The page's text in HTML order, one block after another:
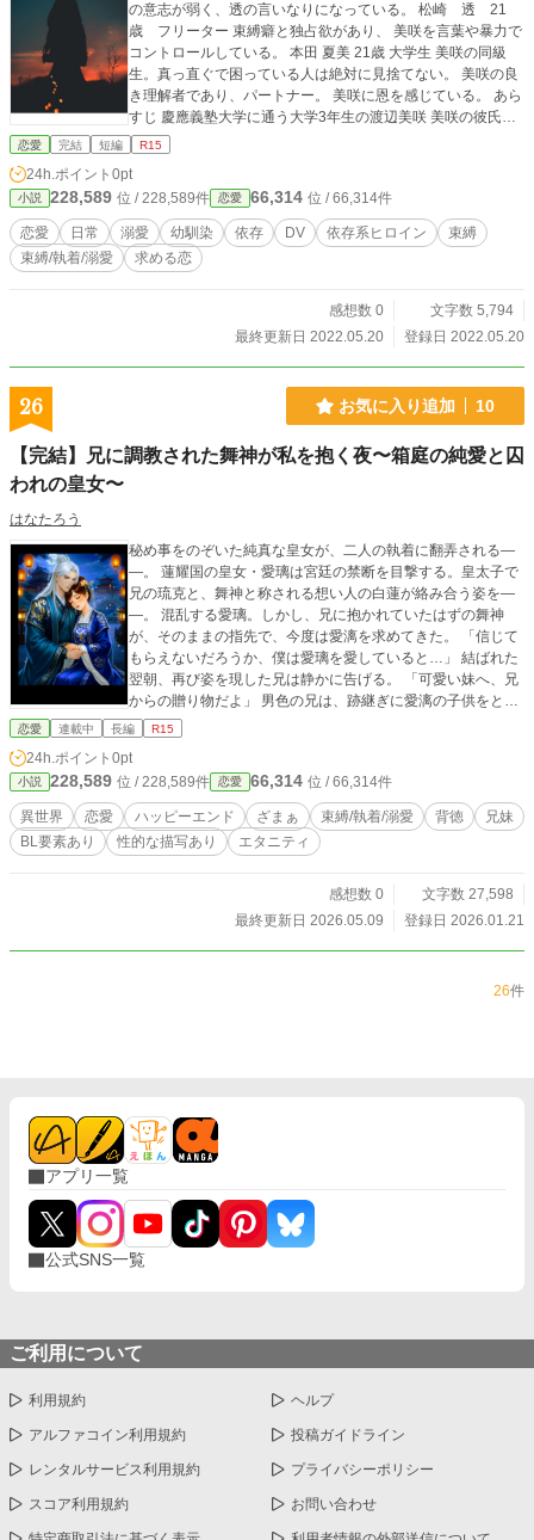
の意志が弱く、透の言いなりになっている。 松崎 透 21
歳 フリーター 束縛癖と独占欲があり、 美咲を言葉や暴力で
コントロールしている。 本田 夏美 21歳 大学生 美咲の同級
生。真っ直ぐで困っている人は絶対に見捨てない。 美咲の良
き理解者であり、パートナー。 美咲に恩を感じている。 あら
すじ 慶應義塾大学に通う大学3年生の渡辺美咲 美咲の彼氏の
松崎透は美咲への愛から異様な独占欲と束縛癖があり、美咲
しようと奮闘するが、空振ってしまい、かえって美咲を傷つ
けてしまった。 果たして、美咲は本当の幸せを掴み、DV彼氏
からどう逃げ出すのか？重すぎる愛から始まる純愛ストーリ
ー 作者コメント まずはこの作品に目を留めてくれた方、あり
がとうございます。 君に恋して…が終わって、次の作品を何
うか？、家族の話にしようか？ 結構考えました。恋愛の初々
しい部分を見せたなら今度はリアル を書いてみるのも面白い
テレ東のドラマに影響された部分がありました。… 今回の作
品は自分で試行錯誤しながら作ってるので、 楽しんでみても
する地名や建造物などが登場 する場面はありますが、 本書と
恋愛 完結 短編 R15
24h.ポイント 0pt
小説 228,589 位 / 228,589件 恋愛 66,314 位 / 66,314件
恋愛 日常 溺愛 幼馴染 依存 DV 依存系ヒロイン
束縛
束縛/執着/溺愛
求める恋
感想数 0
文字数 5,794
最終更新日 2022.05.20
登録日 2022.05.20
26 お気に入り追加 10
【完結】兄に調教された舞神が私を抱く夜〜箱庭の純愛と囚
われの皇女〜
はなたろう
秘め事をのぞいた純真な皇女が、二人の執着に翻弄される―
―。 蓮耀国の皇女・愛璃は宮廷の禁断を目撃する。皇太子で
兄の琉克と、舞神と称される想い人の白蓮が絡み合う姿を―
―。 混乱する愛璃。しかし、兄に抱かれていたはずの舞神
が、そのままの指先で、今度は愛漓を求めてきた。 「信じて
もらえないだろうか、僕は愛璃を愛していると…」 結ばれた
翌朝、再び姿を現した兄は静かに告げる。 「可愛い妹へ、兄
からの贈り物だよ」 男色の兄は、跡継ぎに愛漓の子供をと目
論む。その相手に選んだ白蓮を磨き上げ調教し、成人した愛
は、やがて母となり偽りの箱庭を真実のものとする―― 〈登
場人物〉 ◆愛璃 20歳 蓮耀国の皇女。幼い頃から白蓮に恋を
していたが、兄との情事を目撃し、背徳の罠へと堕ちてい
く。 ◆白蓮 22歳 大陸一の美しき宮廷舞神。銀髪の美青年。
愛璃を抱くために琉克に調教されているが、幼い頃から愛漓
子。妹の愛璃に異常なほど執着している。男色のため跡継ぎ
には、愛漓の子供をと目論む。白蓮を磨き上げ調教し、成人
大陸の東に位置する王国。 蓮華の花が咲き誇る大変美しい国
恋愛 連載中 長編 R15
24h.ポイント 0pt
小説 228,589 位 / 228,589件 恋愛 66,314 位 / 66,314件
異世界 恋愛 ハッピーエンド ざまぁ 束縛/執着/溺愛 背徳
兄妹
BL要素あり
性的な描写あり エタニティ
感想数 0
文字数 27,598
最終更新日 2026.05.09
登録日 2026.01.21
26件
アプリ一覧
公式SNS一覧
ご利用について
利用規約 ヘルプ
アルファコイン利用規約 投稿ガイドライン
レンタルサービス利用規約 プライバシーポリシー
スコア利用規約 お問い合わせ